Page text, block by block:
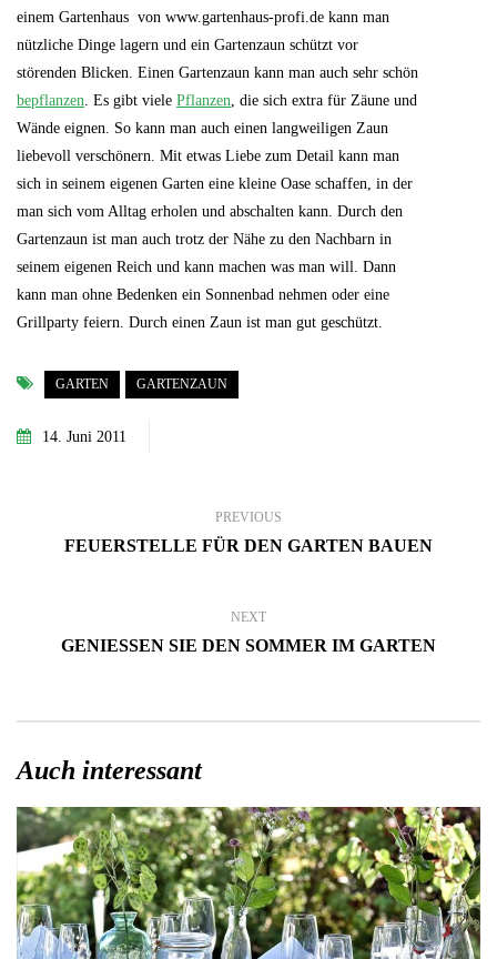
einem Gartenhaus von www.gartenhaus-profi.de kann man
nützliche Dinge lagern und ein Gartenzaun schützt vor
störenden Blicken. Einen Gartenzaun kann man auch sehr schön
bepflanzen. Es gibt viele Pflanzen, die sich extra für Zäune und
Wände eignen. So kann man auch einen langweiligen Zaun
liebevoll verschönern. Mit etwas Liebe zum Detail kann man
sich in seinem eigenen Garten eine kleine Oase schaffen, in der
man sich vom Alltag erholen und abschalten kann. Durch den
Gartenzaun ist man auch trotz der Nähe zu den Nachbarn in
seinem eigenen Reich und kann machen was man will. Dann
kann man ohne Bedenken ein Sonnenbad nehmen oder eine
Grillparty feiern. Durch einen Zaun ist man gut geschützt.
GARTEN GARTENZAUN
14. Juni 2011
PREVIOUS
FEUERSTELLE FÜR DEN GARTEN BAUEN
NEXT
GENIESSEN SIE DEN SOMMER IM GARTEN
Auch interessant